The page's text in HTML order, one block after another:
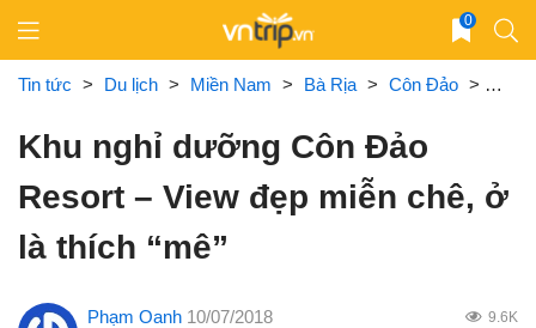
content
0
Tin tức > Du lịch > Miền Nam > Bà Rịa > Côn Đảo > Khu
Khu nghỉ dưỡng Côn Đảo
Resort – View đẹp miễn chê, ở
là thích “mê”
Phạm Oanh 10/07/2018 9.6K